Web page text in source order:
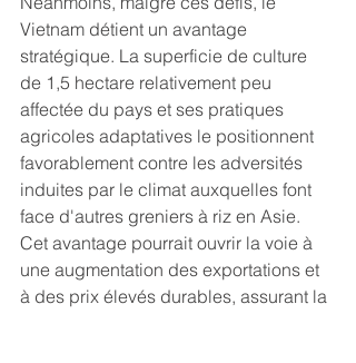
Vietnam détient un avantage
stratégique. La superficie de culture
de 1,5 hectare relativement peu
affectée du pays et ses pratiques
agricoles adaptatives le positionnent
favorablement contre les adversités
induites par le climat auxquelles font
face d'autres greniers à riz en Asie.
Cet avantage pourrait ouvrir la voie à
une augmentation des exportations et
à des prix élevés durables, assurant la